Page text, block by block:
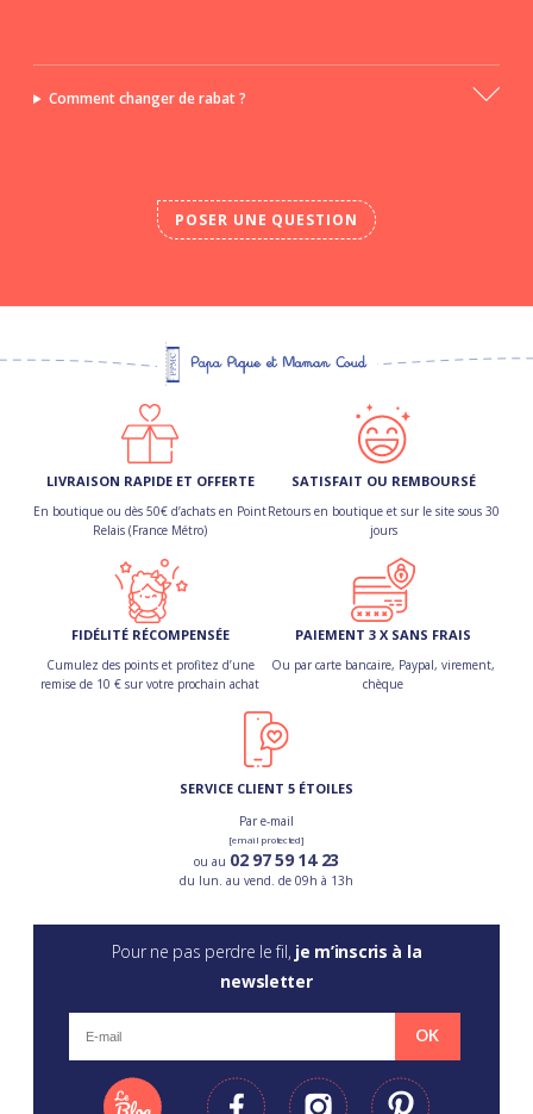
Comment changer de rabat ?
POSER UNE QUESTION
LIVRAISON RAPIDE ET OFFERTE
En boutique ou dès 50€ d’achats en Point
Relais (France Métro)
SATISFAIT OU REMBOURSÉ
Retours en boutique et sur le site sous 30
jours
FIDÉLITÉ RÉCOMPENSÉE
Cumulez des points et profitez d’une
remise de 10 € sur votre prochain achat
PAIEMENT 3 X SANS FRAIS
Ou par carte bancaire, Paypal, virement,
chèque
SERVICE CLIENT 5 ÉTOILES
Par e-mail
[email protected]
ou au 02 97 59 14 23
du lun. au vend. de 09h à 13h
Pour ne pas perdre le fil, je m’inscris à la
newsletter
OK